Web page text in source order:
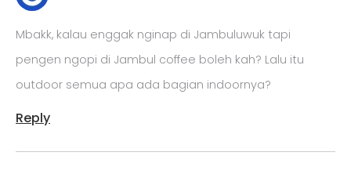
Mbakk, kalau enggak nginap di Jambuluwuk tapi
pengen ngopi di Jambul coffee boleh kah? Lalu itu
outdoor semua apa ada bagian indoornya?
Reply